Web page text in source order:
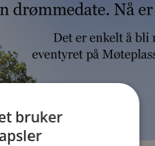
bruker